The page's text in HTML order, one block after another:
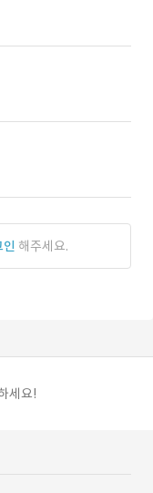
인 해주세요.
세요!